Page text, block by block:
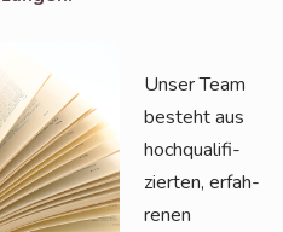
Unser Team
besteht aus
hoch­qua­li­fi­
zier­ten, erfah­
re­nen